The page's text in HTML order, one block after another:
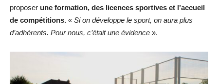
proposer une formation, des licences sportives et l’accueil
de compétitions. « Si on développe le sport, on aura plus
d’adhérents. Pour nous, c’était une évidence ».